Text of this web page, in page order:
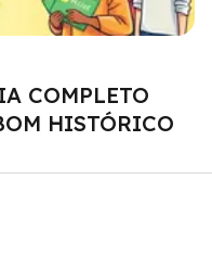
COMPLETO
HISTÓRICO